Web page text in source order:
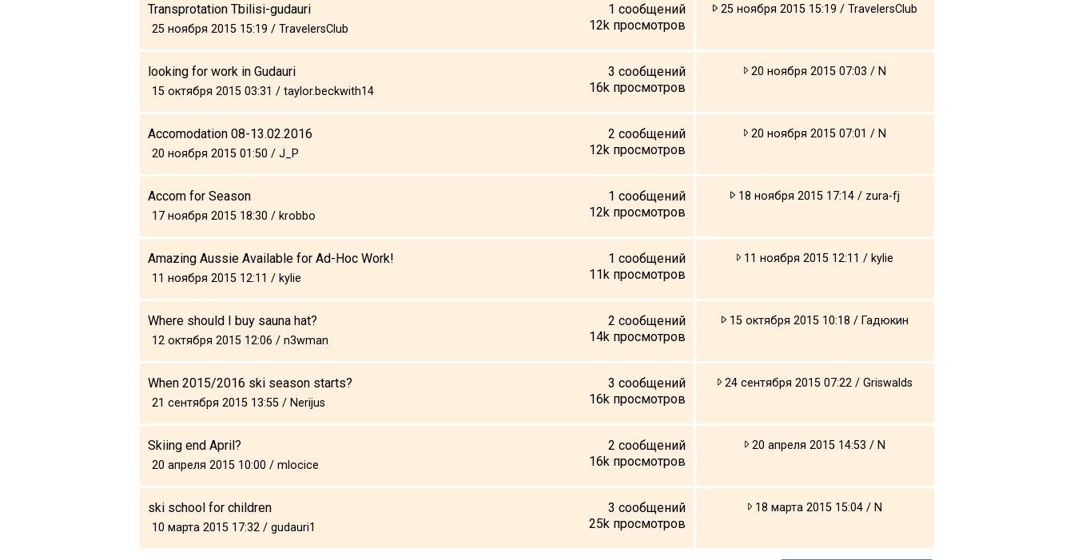
Transprotation Tbilisi-gudauri
25 ноября 2015 15:19 / TravelersClub
1 сообщений
12k просмотров
25 ноября 2015 15:19 / TravelersClub
looking for work in Gudauri
15 октября 2015 03:31 / taylor.beckwith14
3 сообщений
16k просмотров
20 ноября 2015 07:03 / N
Accomodation 08-13.02.2016
20 ноября 2015 01:50 / J_P
2 сообщений
12k просмотров
20 ноября 2015 07:01 / N
Accom for Season
17 ноября 2015 18:30 / krobbo
1 сообщений
12k просмотров
18 ноября 2015 17:14 / zura-fj
Amazing Aussie Available for Ad-Hoc Work!
11 ноября 2015 12:11 / kylie
1 сообщений
11k просмотров
11 ноября 2015 12:11 / kylie
Where should I buy sauna hat?
12 октября 2015 12:06 / n3wman
2 сообщений
14k просмотров
15 октября 2015 10:18 / Гадюкин
When 2015/2016 ski season starts?
21 сентября 2015 13:55 / Nerijus
3 сообщений
16k просмотров
24 сентября 2015 07:22 / Griswalds
Skiing end April?
20 апреля 2015 10:00 / mlocice
2 сообщений
16k просмотров
20 апреля 2015 14:53 / N
ski school for children
10 марта 2015 17:32 / gudauri1
3 сообщений
25k просмотров
18 марта 2015 15:04 / N